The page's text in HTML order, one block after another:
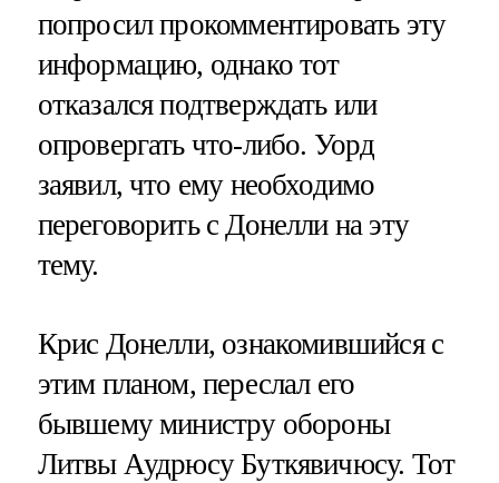
попросил прокомментировать эту
информацию, однако тот
отказался подтверждать или
опровергать что-либо. Уорд
заявил, что ему необходимо
переговорить с Донелли на эту
тему.
Крис Донелли, ознакомившийся с
этим планом, переслал его
бывшему министру обороны
Литвы Аудрюсу Буткявичюсу. Тот